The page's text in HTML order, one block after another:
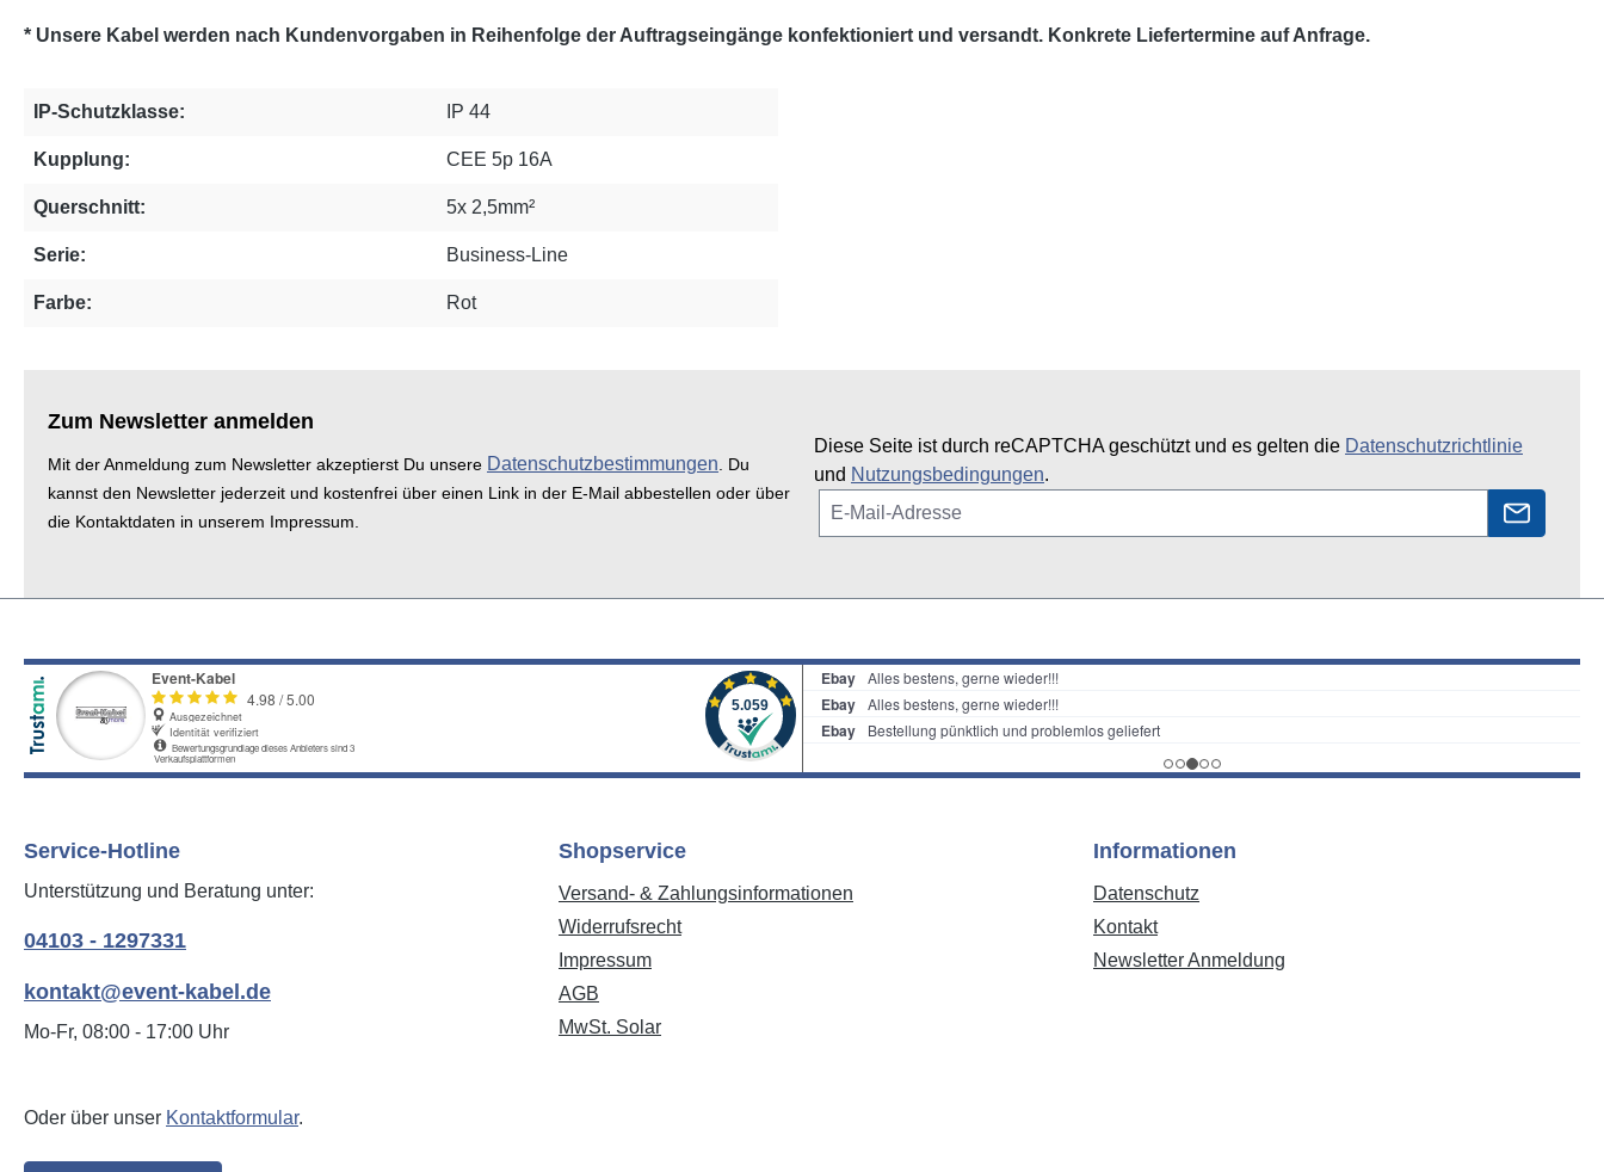
* Unsere Kabel werden nach Kundenvorgaben in Reihenfolge der Auftragseingänge konfektioniert und versandt. Konkrete Liefertermine auf Anfrage.
IP-Schutzklasse: IP 44
Kupplung: CEE 5p 16A
Querschnitt: 5x 2,5mm²
Serie: Business-Line
Farbe: Rot
Zum Newsletter anmelden
Mit der Anmeldung zum Newsletter akzeptierst Du unsere Datenschutzbestimmungen. Du
kannst den Newsletter jederzeit und kostenfrei über einen Link in der E-Mail abbestellen oder über
die Kontaktdaten in unserem Impressum.
Diese Seite ist durch reCAPTCHA geschützt und es gelten die Datenschutzrichtlinie
und Nutzungsbedingungen.
Service-Hotline
Unterstützung und Beratung unter:
04103 - 1297331
kontakt@event-kabel.de
Mo-Fr, 08:00 - 17:00 Uhr
Oder über unser Kontaktformular.
Shopservice
Versand- & Zahlungsinformationen
Widerrufsrecht
Impressum
AGB
MwSt. Solar
Informationen
Datenschutz
Kontakt
Newsletter Anmeldung